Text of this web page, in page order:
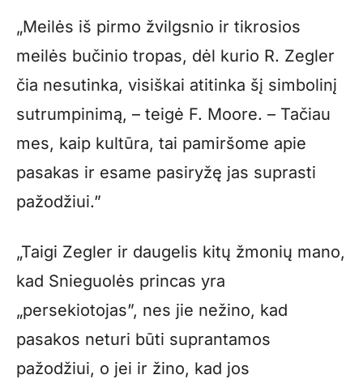
„Meilės iš pirmo žvilgsnio ir tikrosios
meilės bučinio tropas, dėl kurio R. Zegler
čia nesutinka, visiškai atitinka šį simbolinį
sutrumpinimą, – teigė F. Moore. – Tačiau
mes, kaip kultūra, tai pamiršome apie
pasakas ir esame pasiryžę jas suprasti
pažodžiui.”
„Taigi Zegler ir daugelis kitų žmonių mano,
kad Snieguolės princas yra
„persekiotojas”, nes jie nežino, kad
pasakos neturi būti suprantamos
pažodžiui, o jei ir žino, kad jos